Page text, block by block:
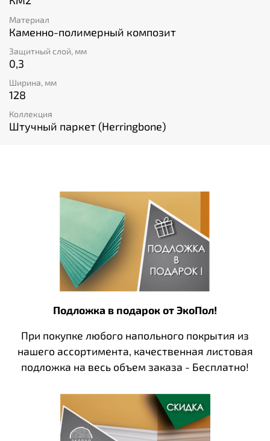
Материал
Каменно-полимерный композит
Защитный слой, мм
0,3
Ширина, мм
128
Коллекция
Штучный паркет (Herringbone)
Подложка в подарок от ЭкоПол!
При покупке любого напольного покрытия из
нашего ассортимента, качественная листовая
подложка на весь объем заказа - Бесплатно!